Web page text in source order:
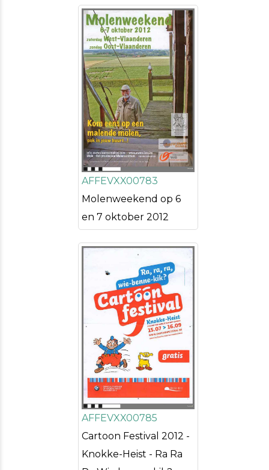
AFFEVXX00783
Molenweekend op 6
en 7 oktober 2012
AFFEVXX00785
Cartoon Festival 2012 -
Knokke-Heist - Ra Ra